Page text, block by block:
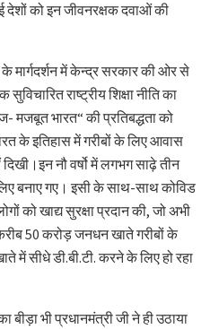
को इन जीवनरक्षक दवाओं की
मार्गदर्शन में केन्द्र सरकार की ओर से
राष्ट्रीय शिक्षा नीति का
मजबूत भारत“ की प्रतिबद्धता को
के इतिहास में गरीबों के लिए आवास
नौ वर्षो में लगभग साढ़े तीन
बनाए गए। इसी के साथ-साथ कोविड
को खाद्य सुरक्षा प्रदान की, जो अभी
50 करोड़ जनधन खाते गरीबों के
में सीधे डी.बी.टी. करने के लिए हो रहा
भी प्रधानमंत्री जी ने ही उठाया